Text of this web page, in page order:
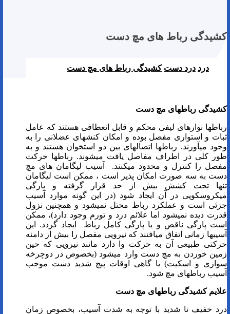
کشیدگی رباط های مچ دست
درد درد دست کشیدگی رباط های مچ دست
کشیدگی رباط­های مچ دست
رباط­ها نوارهای لیفی محکم و قابل انعطافی هستند که عامل
ثبات و استواری مفصل بوده و امکان کنش­های عضلانی را به
وجود می­آورند. رباط­ها اتصال­های بین دو استخوان هستند و به
طور کلی در اطراف مفاصل یافت می­شوند. رباط­ها حرکت
مفصل را کنترل و محدود می­کنند. آسیب لیگامان های مچ
دست به سه صورت امکان پذیر است ، ممکن است لیگامان
تنها تحت کشش بیش از حد قرار گرفته و پارگی
میکروسکوپی در آن ایجاد شود (در این گونه موارد آسیب
جزئی است و عملکرد رباط مختل نمی­شود و همچنین نزول
قدرت دیده نمی­شود اما علائم درد و تورم وجود دارد)، ممکن
است پارگی ناقص و یا پارگی کامل رباط ایجاد گردد. این
آسیب­ها زمانی اتفاق می­افتند که نیرویی مفصل را بیش از دامنه
حرکتی طبیعی آن به حرکت وا دارد مانند نیرویی که حین
زمین خوردن به مچ دست وارد می­شود (بخصوص در دوچرخه
سواری و اسکیت) یا گاهی اوقات پیچ شدید دست موجب
آسیب رباط­های مچ شود.
علایم کشیدگی رباط­های مچ دست
درد خفیف تا شدید با توجه به شدت آسیب، بخصوص زمان